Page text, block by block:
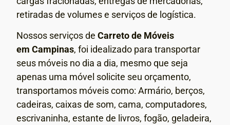
retiradas de volumes e serviços de logística.
Nossos serviços de Carreto de Móveis
em Campinas, foi idealizado para transportar
seus móveis no dia a dia, mesmo que seja
apenas uma móvel solicite seu orçamento,
transportamos móveis como: Armário, berços,
cadeiras, caixas de som, cama, computadores,
escrivaninha, estante de livros, fogão, geladeira,